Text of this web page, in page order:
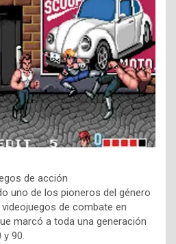
de acción
uno de los pioneros del género
de combate en
marcó a toda una generación
y 90.